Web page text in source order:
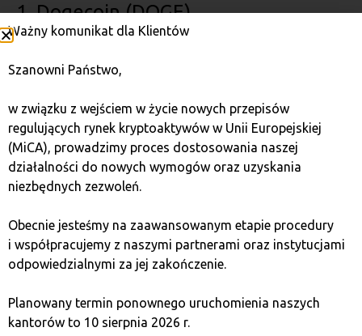
1. Dogecoin (DOGE)
memecoinów, który zyskał na popularności dzięki
Elona Muska. DOGE stał się inspiracją dla innych
memecoinów i przyciągnął miliony inwestorów na całym
świecie. Jego wartość często jest napędzana
przez społeczność oraz medialne wsparcie celebrytów.
2. Shiba Inu (SHIB)
Shiba Inu to memecoin inspirowany popularnym psem
Projekt zyskał ogromną popularność dzięki aktywnej
społeczności oraz wprowadzeniu własnej giełdy
Ważny komunikat dla Klientów
Szanowni Państwo,
w związku z wejściem w życie nowych przepisów
regulujących rynek kryptoaktywów w Unii Europejskiej
(MiCA), prowadzimy proces dostosowania naszej
działalności do nowych wymogów oraz uzyskania
niezbędnych zezwoleń.
Obecnie jesteśmy na zaawansowanym etapie procedury
i współpracujemy z naszymi partnerami oraz instytucjami
odpowiedzialnymi za jej zakończenie.
Planowany termin ponownego uruchomienia naszych
kantorów to 10 sierpnia 2026 r.